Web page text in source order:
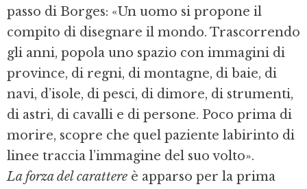
passo di Borges: «Un uomo si propone il
compito di disegnare il mondo. Trascorrendo
gli anni, popola uno spazio con immagini di
province, di regni, di montagne, di baie, di
navi, d’isole, di pesci, di dimore, di strumenti,
di astri, di cavalli e di persone. Poco prima di
morire, scopre che quel paziente labirinto di
linee traccia l’immagine del suo volto».
La forza del carattere è apparso per la prima